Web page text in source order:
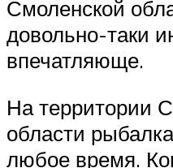
Смоленской
довольно-таки
впечатляюще.
На территории
области
любое время.